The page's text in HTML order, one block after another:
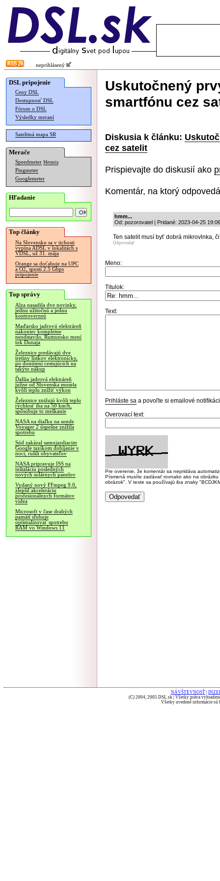
neprihlásený
DSL pripojenie
Ceny DSL
Dostupnosť DSL
Fórum o DSL
Výsledky meraní
Satelitná mapa SR
Merače
Speedmeter Merania
Pingmeter
Googlemeter
Hľadanie
Top články
Na Slovensku sa v tichosti
vypína ADSL v lokalitách s
VDSL, už 31. mája
Orange sa doťahuje na UPC
a O2, spustí 2.5 Gbps
pripojenie
Top správy
Alza nasadila dve novinky,
jednu užitočnú a jednu
kontroverznú
Maďarsko jadrovú elektráreň
nakoniec kompletne
neodstavilo, Rumunsko mení
tok Dunaja
Železnice predávajú dve
tretiny lístkov elektronicky,
po donútení cestujúcich na
takýto nákup
Ďalšia jadrová elektráreň
južne od Slovenska musela
kvôli teplu znížiť výkon
Železnice znižujú kvôli teplu
rýchlosť iba na 50 km/h,
spôsobuje to meškanie
NASA na diaľku na sonde
Voyager 2 úspešne znížila
spotrebu
Súd zakázal samojazdiacim
Google taxíkom dobíjanie v
noci, rušili obyvateľov
NASA pripravuje ISS na
inštaláciu posledných
nových solárnych panelov
Vydaný nový FFmpeg 9.0,
zlepšil akceleráciu
profesionálnych formátov
videa
Microsoft v čase drahých
pamätí sľubuje
optimalizovať spotrebu
RAM vo Windows 11
Uskutočnený
smartfónu cez
Diskusia k článku:
cez satelit
Prispievajte do diskusií ako
Komentár, na ktorý
hmm...
Od: pozorovatel | Pridané: 2023-04-25
Ten satelit musí byť dobrá mikrovlnka,
Odpovedať
Meno:
Titulok:
Text:
Prihláste sa a povoľte si emailové
Overovací text:
Pre overenie, že komentár sa nepridáva
Písmená musíte zadávať rovnako ako na
obrázok". V texte sa používajú iba znaky
NÁVŠTEVNOSŤ
(C) 2004, 2005 DSL.sk | Všetky práva
Všetky uvedené informácie sú